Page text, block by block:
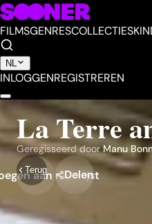
FILMSGENRESCOLLECTIES
NL
INLOGGENREGISTREREN
Terug
La Terre
Geregisseerd door Manu
aan mijn lijst
Delen